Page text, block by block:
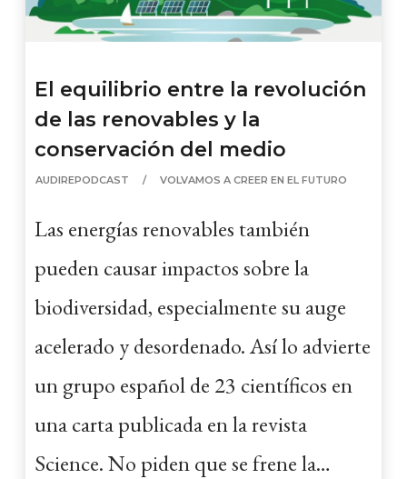
El equilibrio entre la revolución
de las renovables y la
conservación del medio
AUDIREPODCAST VOLVAMOS A CREER EN EL FUTURO
Las energías renovables también
pueden causar impactos sobre la
biodiversidad, especialmente su auge
acelerado y desordenado. Así lo advierte
un grupo español de 23 científicos en
una carta publicada en la revista
Science. No piden que se frene la…